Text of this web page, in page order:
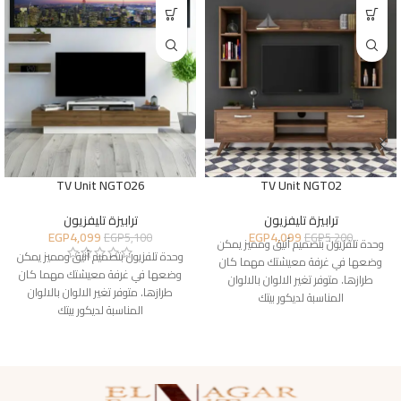
TV Unit NGT02
ترابيزة تليفزيون
EGP5,200
EGP4,099
وحدة تلفزيون بتصميم أنيق ومميز يمكن
وضعها في غرفة معيشتك مهما كان
طرازها. متوفر تغير الالوان بالالوان
المناسبة لديكور بيتك
TV Unit NGT026
ترابيزة تليفزيون
EGP5,100
EGP4,099
وحدة تلفزيون بتصميم أنيق ومميز يمكن
وضعها في غرفة معيشتك مهما كان
طرازها. متوفر تغير الالوان بالالوان
المناسبة لديكور بيتك